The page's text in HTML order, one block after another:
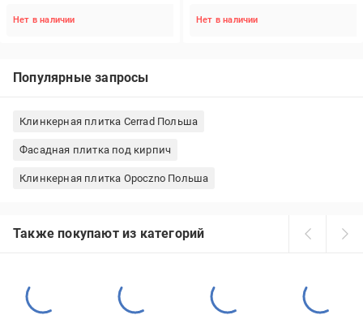
Нет в наличии Нет в наличии
Популярные запросы
Клинкерная плитка Cerrad Польша
Фасадная плитка под кирпич
Клинкерная плитка Opoczno Польша
Также покупают из категорий